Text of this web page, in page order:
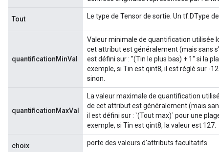
Tout Le type de Tensor de sortie. Un tf.DType
quantificationMinVal
Valeur minimale de quantification utilisée
cet attribut est généralement (mais sans
est défini sur : "(Tin le plus bas) + 1" si la
exemple, si Tin est qint8, il est réglé sur -
sinon.
quantificationMaxVal
La valeur maximale de quantification
de cet attribut est généralement (mais
il est défini sur : `(Tout max)` pour une
exemple, si Tin est qint8, la valeur est 127.
choix porte des valeurs d'attributs facultatifs